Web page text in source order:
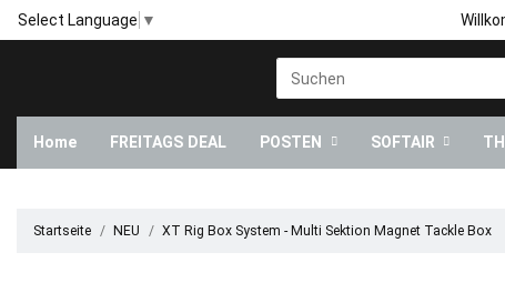
Select Language ▼
FREITAGS DEAL POSTEN SOFTAIR
Home
Startseite NEU XT Rig Box System - Multi Sektion Magnet Tackle Box